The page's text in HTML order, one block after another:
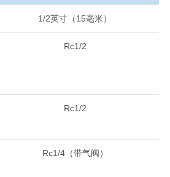
1/2英寸（15毫米）
Rc1/2
Rc1/2
Rc1/4（带气阀）